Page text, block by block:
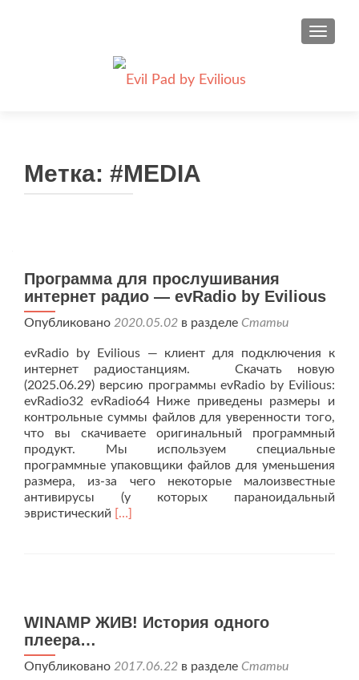
Launchpad!
Метка: #MEDIA
Программа для прослушивания
интернет радио — evRadio by Evilious
Опубликовано 2020.05.02 в разделе Статьи
evRadio by Evilious — клиент для подключения к
интернет радиостанциям. Скачать новую
(2025.06.29) версию программы evRadio by Evilious:
evRadio32 evRadio64 Ниже приведены размеры и
контрольные суммы файлов для уверенности того,
что вы скачиваете оригинальный программный
продукт. Мы используем специальные
программные упаковщики файлов для уменьшения
размера, из-за чего некоторые малоизвестные
антивирусы (у которых параноидальный
эвристический Читать
—
Evilious
[…]
WINAMP ЖИВ! История одного
плеера…
Опубликовано 2017.06.22 в разделе Статьи